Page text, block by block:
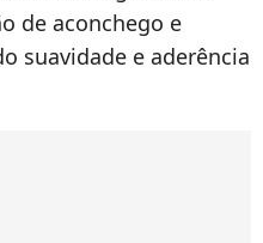
de aconchego e
suavidade e aderência